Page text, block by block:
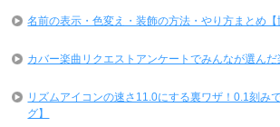
名前の表示・色変え・装飾の方法・やり方まとめ【
カバー楽曲リクエストアンケートでみんなが選んだ
リズムアイコンの速さ11.0にする裏ワザ！0.1刻み
グ】